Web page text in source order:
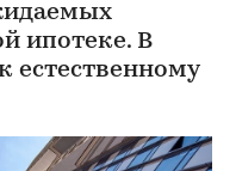
ипотеке. В
естественному